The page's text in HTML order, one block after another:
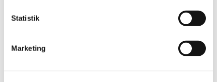
Statistik
Marketing
2025 (158)
2024 (224)